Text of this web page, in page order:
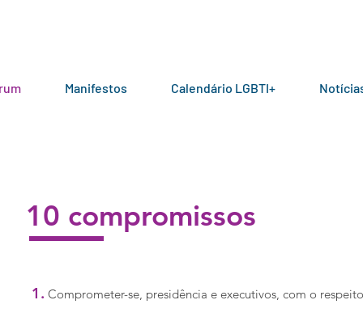
Manifestos Calendário LGBTI+
10 compromissos
1. Comprometer-se, presidência e executivos, com o